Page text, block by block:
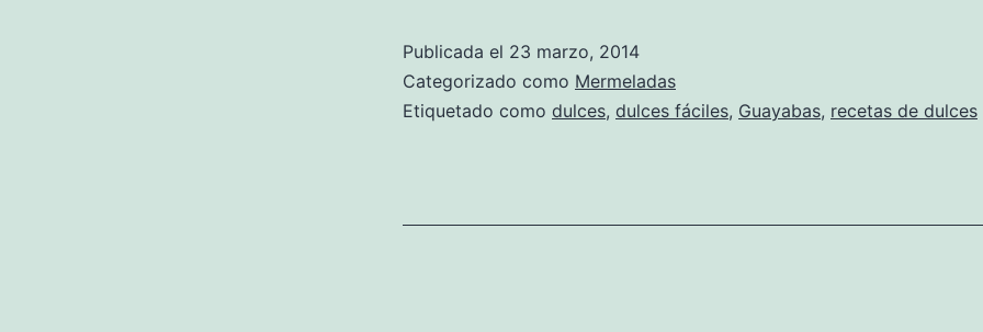
Publicada el 23 marzo, 2014
Categorizado como Mermeladas
Etiquetado como dulces, dulces fáciles, Guayabas, recetas de dulces